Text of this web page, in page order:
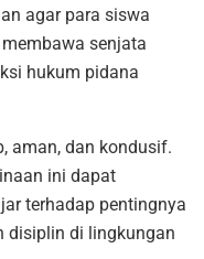
agar para siswa
senjata
hukum pidana
aman, dan kondusif.
ini dapat
terhadap pentingnya
disiplin di lingkungan